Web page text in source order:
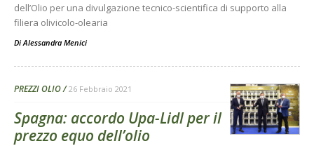
dell’Olio per una divulgazione tecnico-scientifica di supporto alla
filiera olivicolo-olearia
DiAlessandra Menici
PREZZI OLIO 26 Febbraio 2021
Spagna: accordo Upa-Lidl per il
prezzo equo dell’olio